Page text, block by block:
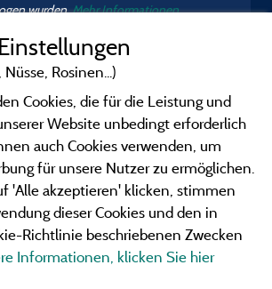
wurden.Mehr Informationen
Gesetzliche Bedingungen
Rosinen...)
Cookies, die für die Leistung und
Website unbedingt erforderlich
auch Cookies verwenden, um
für unsere Nutzer zu ermöglichen.
'Alle akzeptieren' klicken, stimmen
dieser Cookies und den in
Richtlinie beschriebenen Zwecken
Informationen, klicken Sie hier